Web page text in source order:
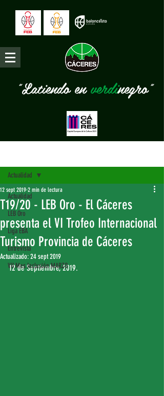
"Latiendo enverdinegro"
Actualidad
LEB Oro
Liga EBA
Entrevista
VII Mes Inclusión MARZO
Actualidad
T19/20 - LEB Oro - El Cáceres
presenta el VI Trofeo Internacional
Turismo Provincia de Cáceres
12 sept 2019 2 min de lectura
Actualizado:24 sept 2019
12 de Septiembre, 2019.